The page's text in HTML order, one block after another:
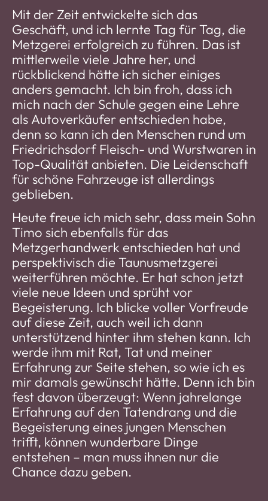
Mit der Zeit entwickelte sich das
Geschäft, und ich lernte Tag für Tag, die
Metzgerei erfolgreich zu führen. Das ist
mittlerweile viele Jahre her, und
rückblickend hätte ich sicher einiges
anders gemacht. Ich bin froh, dass ich
mich nach der Schule gegen eine Lehre
als Autoverkäufer entschieden habe,
denn so kann ich den Menschen rund um
Friedrichsdorf Fleisch- und Wurstwaren in
Top-Qualität anbieten. Die Leidenschaft
für schöne Fahrzeuge ist allerdings
geblieben.
Heute freue ich mich sehr, dass mein Sohn
Timo sich ebenfalls für das
Metzgerhandwerk entschieden hat und
perspektivisch die Taunusmetzgerei
weiterführen möchte. Er hat schon jetzt
viele neue Ideen und sprüht vor
Begeisterung. Ich blicke voller Vorfreude
auf diese Zeit, auch weil ich dann
unterstützend hinter ihm stehen kann. Ich
werde ihm mit Rat, Tat und meiner
Erfahrung zur Seite stehen, so wie ich es
mir damals gewünscht hätte. Denn ich bin
fest davon überzeugt: Wenn jahrelange
Erfahrung auf den Tatendrang und die
Begeisterung eines jungen Menschen
trifft, können wunderbare Dinge
entstehen – man muss ihnen nur die
Chance dazu geben.